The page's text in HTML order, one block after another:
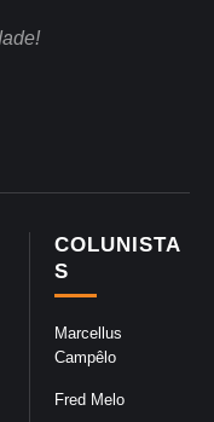
COLUNISTA
S
Marcellus
Campêlo
Fred Melo